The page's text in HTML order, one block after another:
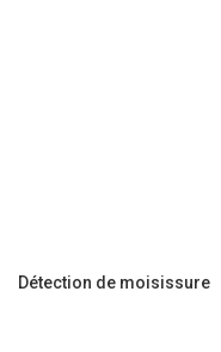
Détection de moisissure